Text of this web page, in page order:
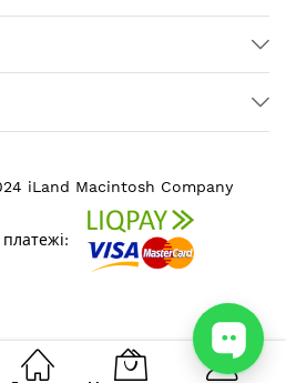
iLand Macintosh Company